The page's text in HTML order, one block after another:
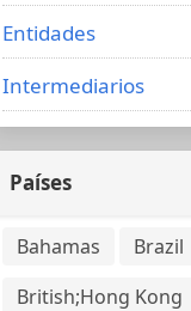
Entidades
Intermediarios
Países
Bahamas Brazil
British;Hong Kong